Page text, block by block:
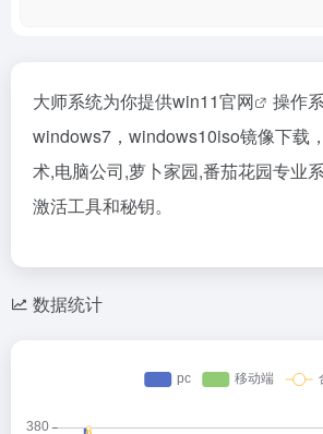
大师系统为你提供win11官网
操作
windows7，windows10iso镜像下载
术,电脑公司,萝卜家园,番茄花园专业
激活工具和秘钥。
数据统计